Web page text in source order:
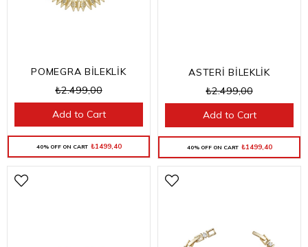
POMEGRA BİLEKLİK
₺2.499,00
40% OFF ON CART ₺1499,40
Add to Cart
ASTERİ BİLEKLİK
₺2.499,00
40% OFF ON CART ₺1499,40
Add to Cart